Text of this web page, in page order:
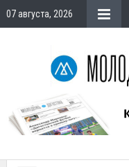
07 августа, 2026